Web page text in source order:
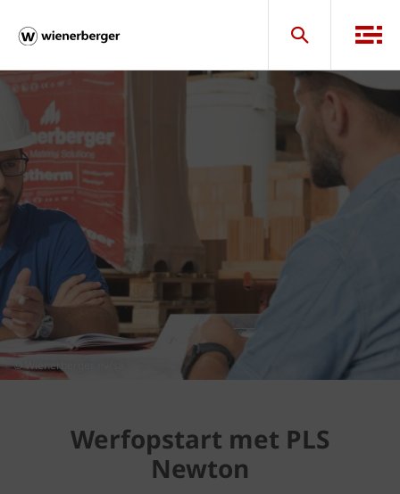
© Wienerberger nv/sa
Werfopstart met PLS
Newton